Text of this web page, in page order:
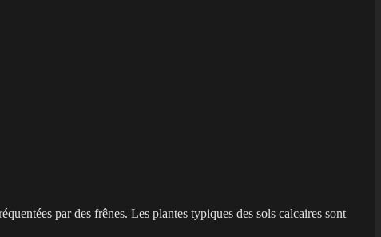
par des frênes. Les plantes typiques des sols calcaires sont